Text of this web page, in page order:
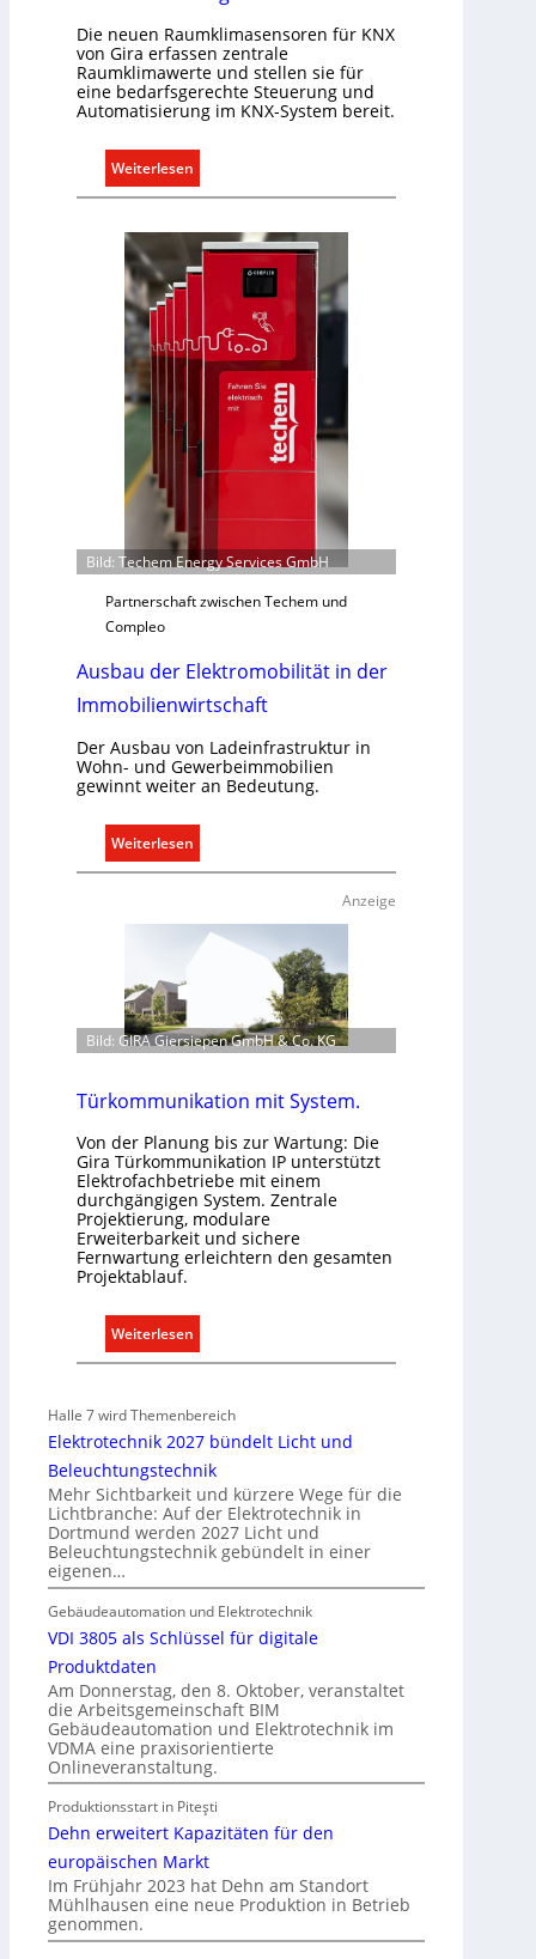
U
n
t
e
r
r
n
d
Die neuen Raumklimasensoren für KNX
von Gira erfassen zentrale
Raumklimawerte und stellen sie für
eine bedarfsgerechte Steuerung und
Automatisierung im KNX-System bereit.
Weiterlesen
R
u
m
i
m
e
f
s
g
e
c
t
e
f
s
e
n
r
g
l
n
Bild: Techem Energy Services GmbH
Partnerschaft zwischen Techem und
Compleo
Ausbau der Elektromobilität in der
Immobilienwirtschaft
Der Ausbau von Ladeinfrastruktur in
Wohn- und Gewerbeimmobilien
gewinnt weiter an Bedeutung.
Weiterlesen
A
b
e
E
e
k
t
r
o
m
b
l
t
ä
t
n
d
r
I
m
o
b
i
l
n
w
i
t
Anzeige
Bild: GIRA Giersiepen GmbH & Co. KG
Türkommunikation mit System.
Von der Planung bis zur Wartung: Die
Gira Türkommunikation IP unterstützt
Elektrofachbetriebe mit einem
durchgängigen System. Zentrale
Projektierung, modulare
Erweiterbarkeit und sichere
Fernwartung erleichtern den gesamten
Projektablauf.
Weiterlesen
T
k
m
m
u
n
i
k
a
i
o
n
m
i
t
S
y
s
t
e
Halle 7 wird Themenbereich
Elektrotechnik 2027 bündelt Licht und
Beleuchtungstechnik
Mehr Sichtbarkeit und kürzere Wege für die
Lichtbranche: Auf der Elektrotechnik in
Dortmund werden 2027 Licht und
Beleuchtungstechnik gebündelt in einer
eigenen…
Gebäudeautomation und Elektrotechnik
VDI 3805 als Schlüssel für digitale
Produktdaten
Am Donnerstag, den 8. Oktober, veranstaltet
die Arbeitsgemeinschaft BIM
Gebäudeautomation und Elektrotechnik im
VDMA eine praxisorientierte
Onlineveranstaltung.
Produktionsstart in Piteşti
Dehn erweitert Kapazitäten für den
europäischen Markt
Im Frühjahr 2023 hat Dehn am Standort
Mühlhausen eine neue Produktion in Betrieb
genommen.